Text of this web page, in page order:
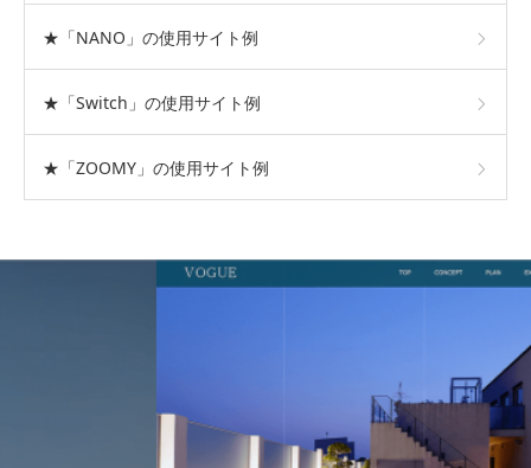
★「NANO」の使用サイト例
★「Switch」の使用サイト例
★「ZOOMY」の使用サイト例